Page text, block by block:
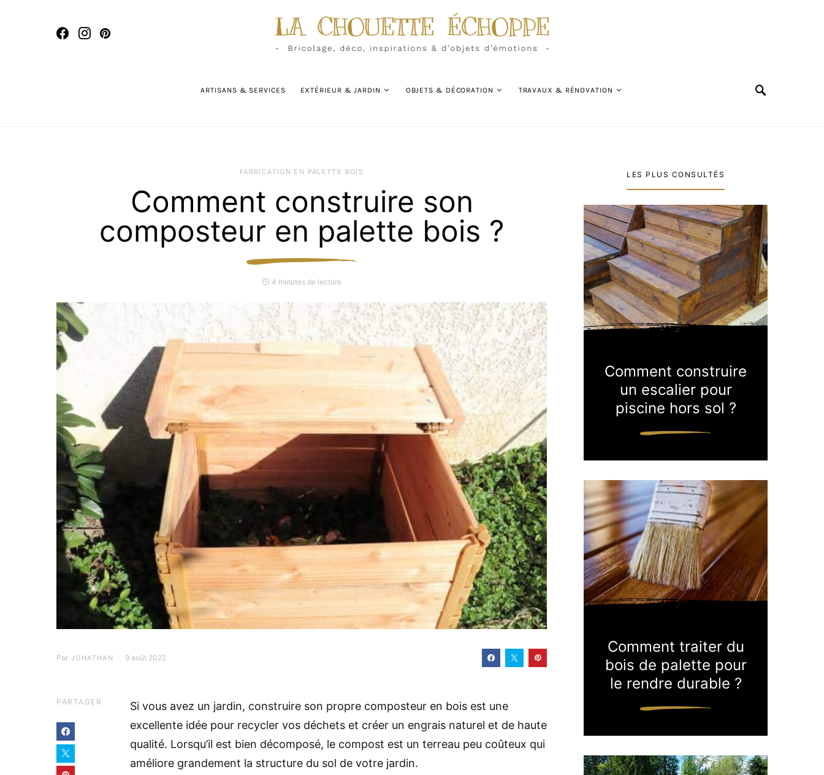
ARTISANS & SERVICES EXTÉRIEUR & JARDIN OBJETS & DÉCORATION TRAVAUX & RÉNOVATION
FABRICATION EN PALETTE BOIS
Comment construire son
composteur en palette bois ?
4 minutes de lecture
Par JONATHAN 9 août 2022
PARTAGER
Si vous avez un jardin, construire son propre composteur en bois est une
excellente idée pour recycler vos déchets et créer un engrais naturel et de haute
qualité. Lorsqu’il est bien décomposé, le compost est un terreau peu coûteux qui
améliore grandement la structure du sol de votre jardin.
LES PLUS CONSULTÉS
Comment construire
un escalier pour
piscine hors sol ?
Comment traiter du
bois de palette pour
le rendre durable ?